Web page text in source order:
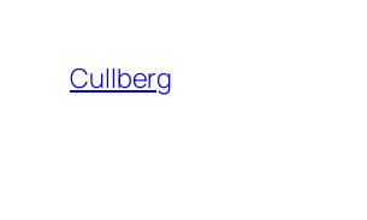
innehåll
Cullberg